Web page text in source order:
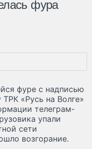
фура
фуре с надписью
«Русь на Волге»
телеграм-
упали
сети
возгорание.